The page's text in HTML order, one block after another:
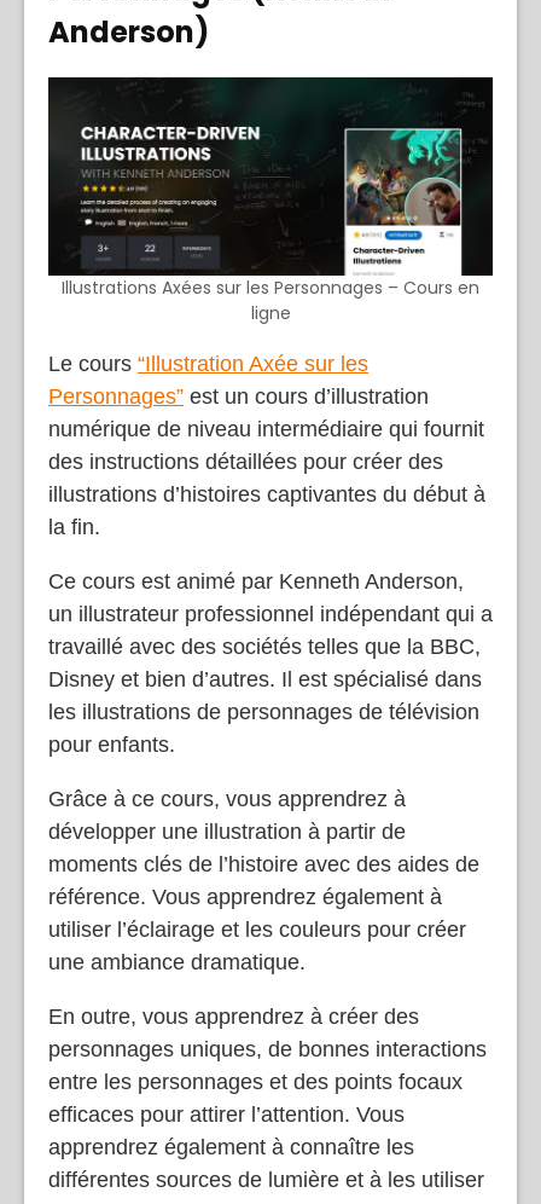
Anderson)
Illustrations Axées sur les Personnages – Cours en
ligne
Le cours “Illustration Axée sur les
Personnages” est un cours d’illustration
numérique de niveau intermédiaire qui fournit
des instructions détaillées pour créer des
illustrations d’histoires captivantes du début à
la fin.
Ce cours est animé par Kenneth Anderson,
un illustrateur professionnel indépendant qui a
travaillé avec des sociétés telles que la BBC,
Disney et bien d’autres. Il est spécialisé dans
les illustrations de personnages de télévision
pour enfants.
Grâce à ce cours, vous apprendrez à
développer une illustration à partir de
moments clés de l’histoire avec des aides de
référence. Vous apprendrez également à
utiliser l’éclairage et les couleurs pour créer
une ambiance dramatique.
En outre, vous apprendrez à créer des
personnages uniques, de bonnes interactions
entre les personnages et des points focaux
efficaces pour attirer l’attention. Vous
apprendrez également à connaître les
différentes sources de lumière et à les utiliser